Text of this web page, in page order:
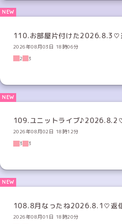
110.お部屋片付けた2026.8.3♡
2026年08月03日 18時06分
2
3
109.ユニットライブ
2026年08月02日 18時12分
3
3
108.8月なったね2026.8.1♡返
2026年08月01日 18時20分